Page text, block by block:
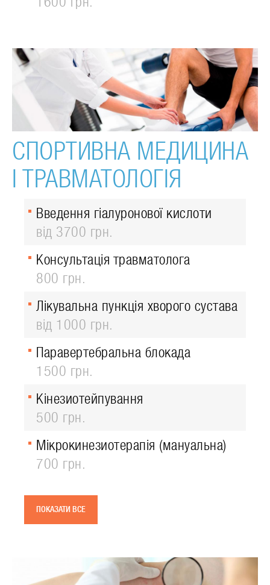
СПОРТИВНА МЕДИЦИНА
І ТРАВМАТОЛОГІЯ
Введення гіалуронової кислоти
від 3700 грн.
Консультація травматолога
800 грн.
Лікувальна пункція хворого сустава
від 1000 грн.
Паравертебральна блокада
1500 грн.
Кінезиотейпування
500 грн.
Мікрокинезиотерапія (мануальна)
700 грн.
ПОКАЗАТИ ВСЕ